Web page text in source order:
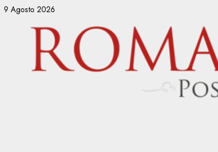
Vai
contenuto
9 Agosto 2026